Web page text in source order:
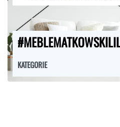
KATEGORIE